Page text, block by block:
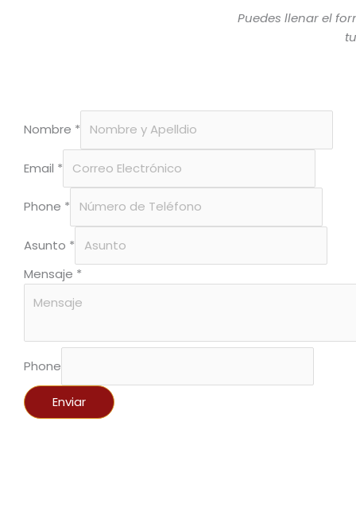
Puedes llenar el
Nombre *
Email *
Phone *
Asunto *
Mensaje *
Phone
Enviar